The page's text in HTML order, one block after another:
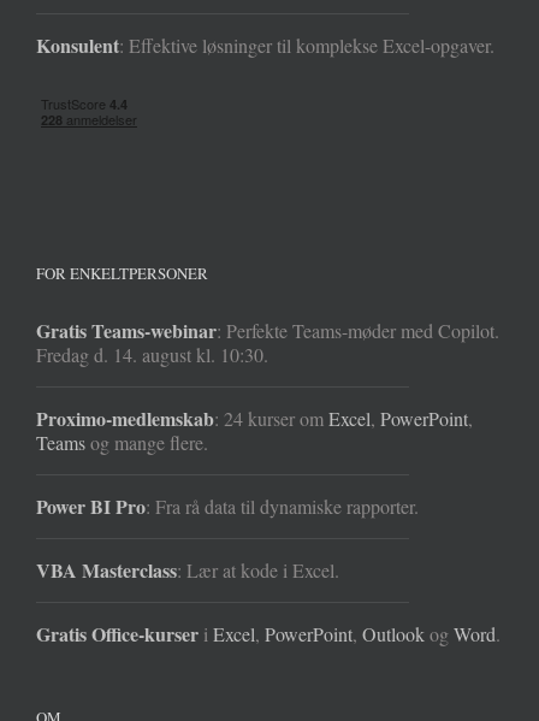
Konsulent: Effektive løsninger til komplekse Excel-opgaver.
FOR ENKELTPERSONER
Gratis Teams-webinar: Perfekte Teams-møder med Copilot.
Fredag d. 14. august kl. 10:30.
Proximo-medlemskab: 24 kurser omExcel, PowerPoint,
Teamsog mange flere.
Power BI Pro: Fra rå data til dynamiske rapporter.
VBA Masterclass: Lær at kode i Excel.
Gratis Office-kurser i Excel, PowerPoint, OutlookogWord.